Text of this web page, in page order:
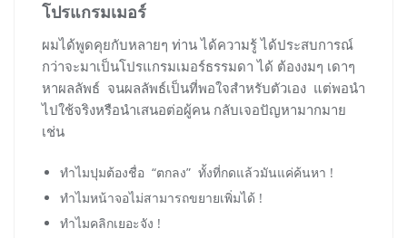
โปรแกรมเมอร์
ผมได้พูดคุยกับหลายๆ ท่าน ได้ความรู้ ได้ประสบการณ์
กว่าจะมาเป็นโปรแกรมเมอร์ธรรมดา ได้ ต้องงมๆ เดาๆ
หาผลลัพธ์ จนผลลัพธ์เป็นที่พอใจสำหรับตัวเอง แต่พอนำ
ไปใช้จริงหรือนำเสนอต่อผู้คน กลับเจอปัญหามากมาย
เช่น
ทำไมปุมต้องชื่อ “ตกลง” ทั้งที่กดแล้วมันแค่ค้นหา !
ทำไมหน้าจอไม่สามารถขยายเพิ่มได้ !
ทำไมคลิกเยอะจัง !